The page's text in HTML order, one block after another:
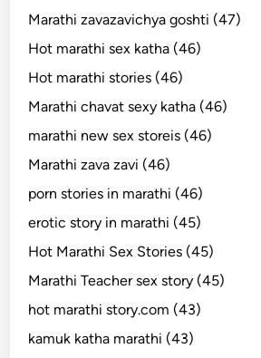
Marathi zavazavichya goshti (47)
Hot marathi sex katha (46)
Hot marathi stories (46)
Marathi chavat sexy katha (46)
marathi new sex storeis (46)
Marathi zava zavi (46)
porn stories in marathi (46)
erotic story in marathi (45)
Hot Marathi Sex Stories (45)
Marathi Teacher sex story (45)
hot marathi story.com (43)
kamuk katha marathi (43)